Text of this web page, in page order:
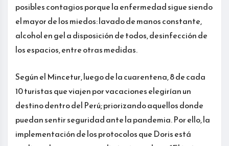
posibles contagios porque la enfermedad sigue siendo
el mayor de los miedos: lavado de manos constante,
alcohol en gel a disposición de todos, desinfección de
los espacios, entre otras medidas.
Según el Mincetur, luego de la cuarentena, 8 de cada
10 turistas que viajen por vacaciones elegirían un
destino dentro del Perú; priorizando aquellos donde
puedan sentir seguridad ante la pandemia. Por ello, la
implementación de los protocolos que Doris está